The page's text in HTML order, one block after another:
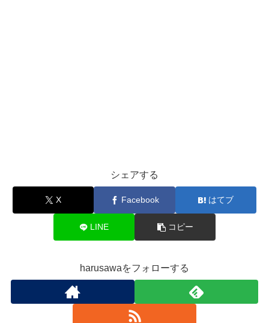
シェアする
X Facebook はてブ
LINE コピー
harusawaをフォローする